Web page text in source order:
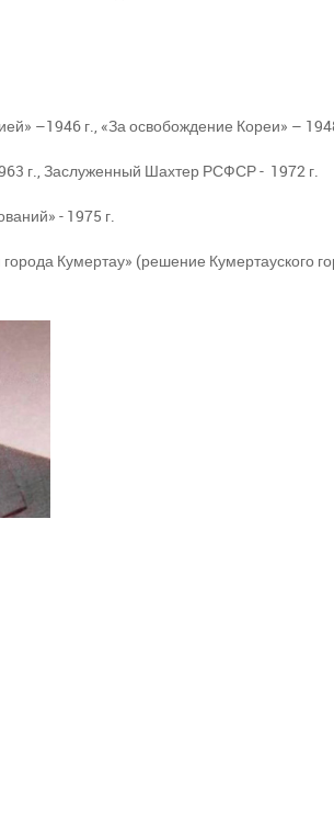
–1946 г., «За освобождение Кореи» –
г., Заслуженный Шахтер РСФСР - 1972 г.
- 1975 г.
Кумертау» (решение Кумертауского